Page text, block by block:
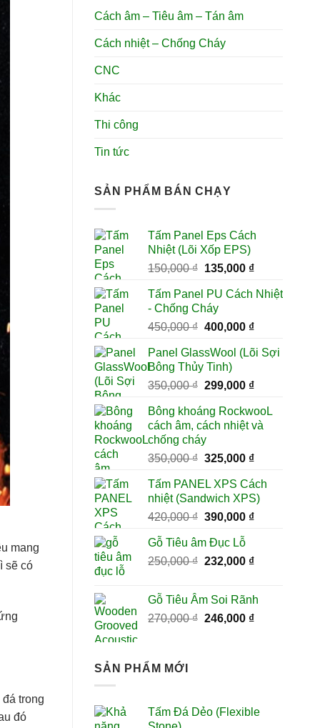
mang
sẽ có
trong
đó
Cách âm – Tiêu âm – Tán âm
Cách nhiệt – Chống Cháy
CNC
Khác
Thi công
Tin tức
SẢN PHẨM BÁN CHẠY
Tấm Panel Eps Cách
Nhiệt (Lõi Xốp EPS)
150,000₫ Giá
là:
150,000 ₫.
135,000 ₫Giá
tại
135,000 ₫.
Tấm Panel PU Cách Nhiệt
- Chống Cháy
450,000₫ Giá
là:
450,000 ₫.
400,000 ₫Giá
tại
400,000 ₫.
Panel GlassWool (Lõi Sợi
Bông Thủy Tinh)
350,000₫ Giá
là:
350,000 ₫.
299,000 ₫Giá
tại
là:
Bông khoáng RockwooL
cách âm, cách nhiệt và
chống cháy
350,000₫ Giá
là:
350,000 ₫.
325,000 ₫Giá
tại
là:
325,000 ₫.
Tấm PANEL XPS Cách
nhiệt (Sandwich XPS)
420,000₫ Giá
là:
420,000 ₫.
390,000 ₫Giá
là:
Gỗ Tiêu âm Đục Lỗ
250,000₫ Giá
250,000 ₫.
232,000 ₫Giá
là:
232,000 ₫.
Gỗ Tiêu Âm Soi Rãnh
270,000₫ Giá
246,000 ₫Giá
SẢN PHẨM MỚI
Tấm Đá Dẻo (Flexible